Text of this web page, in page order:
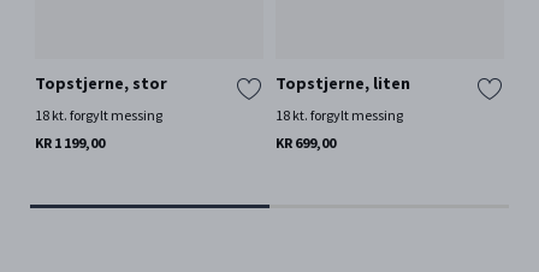
Topstjerne, stor
18 kt. forgylt messing
KR 1 199,00
Topstjerne, liten
18 kt. forgylt messing
KR 699,00